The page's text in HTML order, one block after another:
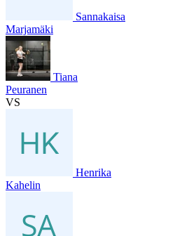
Sannakaisa
Marjamäki
Tiana
Peuranen
VS
Henrika
Kahelin